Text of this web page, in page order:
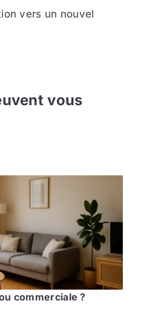
vers un nouvel
vous
commerciale ?